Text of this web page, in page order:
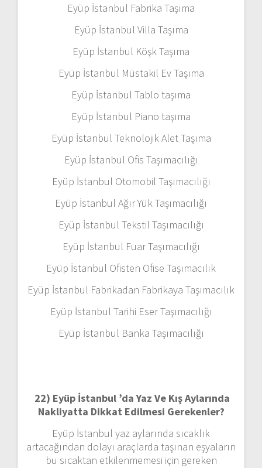
Eyüp İstanbul Fabrika Taşıma
Eyüp İstanbul Villa Taşıma
Eyüp İstanbul Köşk Taşıma
Eyüp İstanbul Müstakil Ev Taşıma
Eyüp İstanbul Tablo taşıma
Eyüp İstanbul Piano taşıma
Eyüp İstanbul Teknolojik Alet Taşıma
Eyüp İstanbul Ofis Taşımacılığı
Eyüp İstanbul Otomobil Taşımacılığı
Eyüp İstanbul Ağır Yük Taşımacılığı
Eyüp İstanbul Tekstil Taşımacılığı
Eyüp İstanbul Fuar Taşımacılığı
Eyüp İstanbul Ofisten Ofise Taşımacılık
Eyüp İstanbul Fabrikadan Fabrikaya Taşımacılık
Eyüp İstanbul Tarihi Eser Taşımacılığı
Eyüp İstanbul Banka Taşımacılığı
22) Eyüp İstanbul ’da Yaz Ve Kış Aylarında
Nakliyatta Dikkat Edilmesi Gerekenler?
Eyüp İstanbul yaz aylarında sıcaklık
artacağından dolayı araçlarda taşınan eşyaların
bu sıcaktan etkilenmemesi için gereken